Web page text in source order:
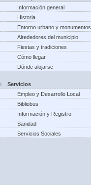
Información general
Historia
Entorno urbano y monumentos
Alrededores del municipio
Fiestas y tradiciones
Cómo llegar
Dónde alojarse
Servicios
Empleo y Desarrollo Local
Bibliobus
Información y Registro
Sanidad
Servicios Sociales